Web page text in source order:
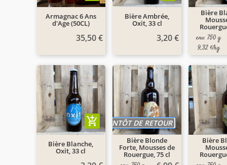
Armagnac 6 Ans
d'Age (50CL)
35,50 €
Bière Ambrée,
Oxit, 33 cl
3,20 €
Bière
env. 750 g
9,32 €/kg
Bière Blanche,
Oxit, 33 cl
add_shopping_cart
Bière Blonde
Forte, Mousses de
Rouergue, 75 cl
BIENTÔT DE RETOUR
Bière